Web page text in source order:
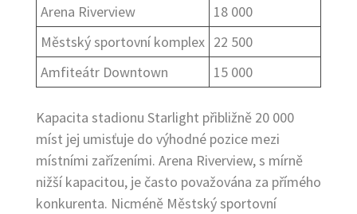
Arena Riverview
18 000
Městský sportovní komplex 22 500
Amfiteátr Downtown
15 000
Kapacita stadionu Starlight přibližně 20 000
míst jej umisťuje do výhodné pozice mezi
místními zařízeními. Arena Riverview, s mírně
nižší kapacitou, je často považována za přímého
konkurenta. Nicméně Městský sportovní